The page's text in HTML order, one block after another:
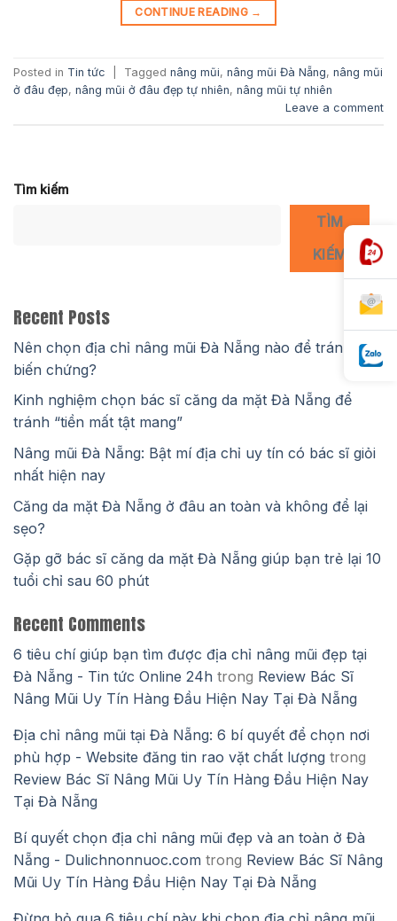
CONTINUE READING →
Posted in Tin tức Tagged nâng mũi, nâng mũi Đà Nẵng, nâng mũi
ở đâu đẹp, nâng mũi ở đâu đẹp tự nhiên, nâng mũi tự nhiên
Leave a comment
Tìm kiếm
TÌM
KIẾM
Recent Posts
Nên chọn địa chỉ nâng mũi Đà Nẵng nào để tránh
biến chứng?
Kinh nghiệm chọn bác sĩ căng da mặt Đà Nẵng để
tránh “tiền mất tật mang”
Nâng mũi Đà Nẵng: Bật mí địa chỉ uy tín có bác sĩ giỏi
nhất hiện nay
Căng da mặt Đà Nẵng ở đâu an toàn và không để lại
sẹo?
Gặp gỡ bác sĩ căng da mặt Đà Nẵng giúp bạn trẻ lại 10
tuổi chỉ sau 60 phút
Recent Comments
6 tiêu chí giúp bạn tìm được địa chỉ nâng mũi đẹp tại
Đà Nẵng - Tin tức Online 24h trong Review Bác Sĩ
Nâng Mũi Uy Tín Hàng Đầu Hiện Nay Tại Đà Nẵng
Địa chỉ nâng mũi tại Đà Nẵng: 6 bí quyết để chọn nơi
phù hợp - Website đăng tin rao vặt chất lượng trong
Review Bác Sĩ Nâng Mũi Uy Tín Hàng Đầu Hiện Nay
Tại Đà Nẵng
Bí quyết chọn địa chỉ nâng mũi đẹp và an toàn ở Đà
Nẵng - Dulichnonnuoc.com trong Review Bác Sĩ Nâng
Mũi Uy Tín Hàng Đầu Hiện Nay Tại Đà Nẵng